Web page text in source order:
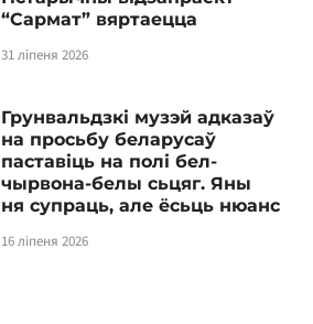
“Сармат” вяртаецца
31 ліпеня 2026
Грунвальдзкі музэй адказаў
на просьбу беларусаў
паставіць на полі бел-
чырвона-белы сьцяг. Яны
ня супраць, але ёсьць нюанс
16 ліпеня 2026